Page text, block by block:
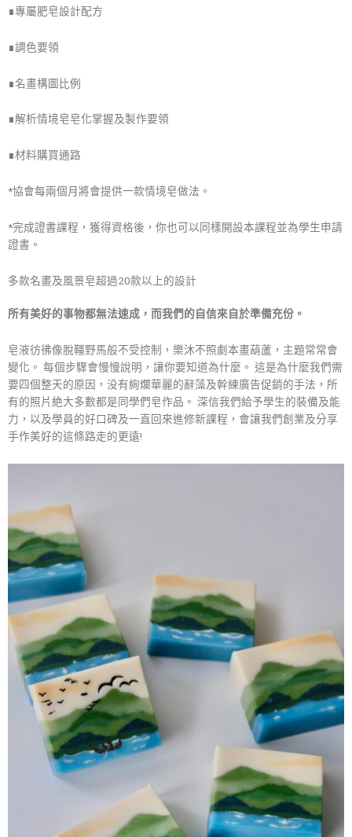
∎專屬肥皂設計配方
∎調色要領
∎名畫構圖比例
∎解析情境皂皂化掌握及製作要領
∎材料購買通路
*協會每兩個月將會提供一款情境皂做法。
*完成證書課程，獲得資格後，你也可以同樣開設本課程並為學生申請
證書。
多款名畫及風景皂超過20款以上的設計
所有美好的事物都無法速成，而我們的自信來自於準備充份。
皂液彷彿像脫韁野馬般不受控制，樂沐不照劇本畫葫蘆，主題常常會
變化。 每個步驟會慢慢說明，讓你要知道為什麼。 這是為什麼我們需
要四個整天的原因，没有絢爛華麗的辭藻及幹練廣告促銷的手法，所
有的照片絶大多數都是同學們皂作品。 深信我們給予學生的裝備及能
力，以及學員的好口碑及一直回來進修新課程，會讓我們創業及分享
手作美好的這條路走的更遠!